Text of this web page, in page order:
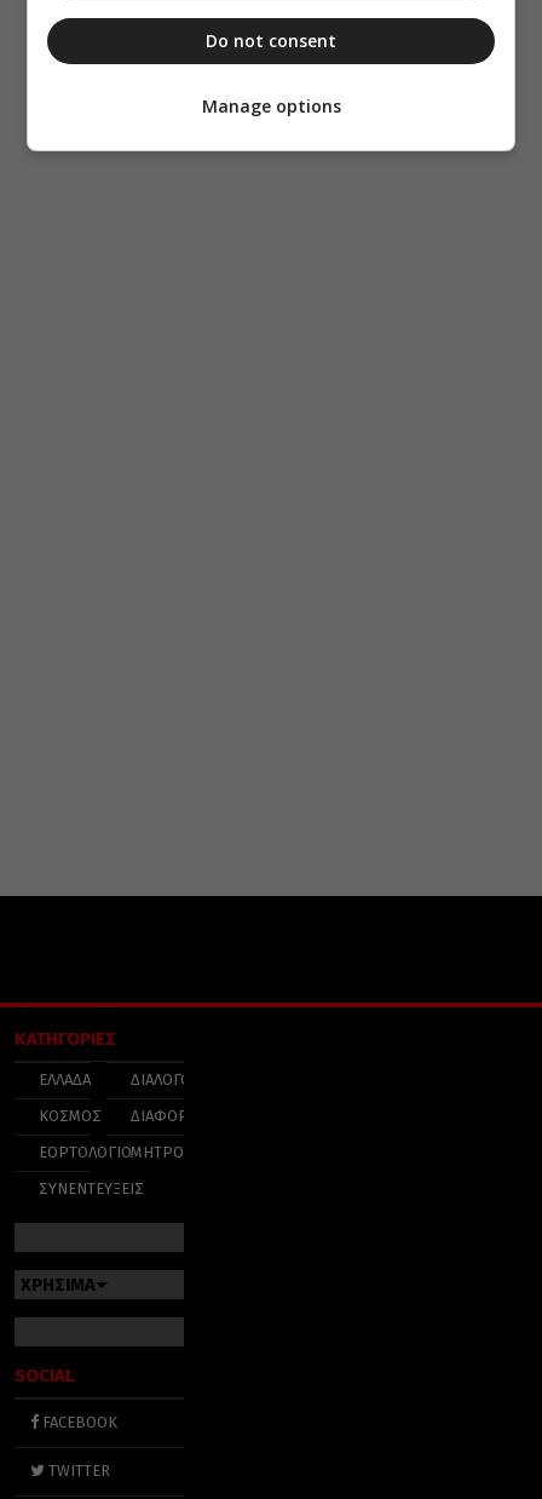
ΚΑΤΗΓΟΡΙΕΣ
ΕΛΛΑΔΑ
ΚΟΣΜΟΣ
ΕΟΡΤΟΛΟΓΙΟ
ΣΥΝΕΝΤΕΥΞΕΙΣ
ΔΙΑΛΟΓΟΣ
ΔΙΑΦΟΡΑ
ΜΗΤΡΟΠΟΛΕΙΣ
ΧΡΗΣΙΜΑ
SOCIAL
FACEBOOK
TWITTER
Do not consent
Manage options